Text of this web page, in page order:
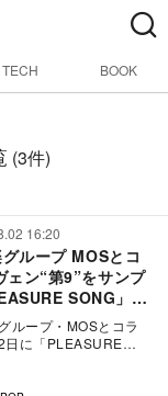
TECH BOOK
(3件)
16:20
ループ MOSとコ
ン“第9”をサンプ
SONG」リ
ループ・MOSとコラ
日に「PLEASURE